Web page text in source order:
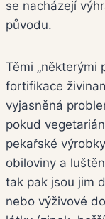
se nacházejí
původu.
Těmi „některými
fortifikace
vyjasněná
pokud
pekařské
obiloviny a
tak pak jsou jim
nebo výživové